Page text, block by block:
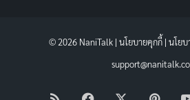
© 2026 NaniTalk | นโยบายคุกกี้| นโย